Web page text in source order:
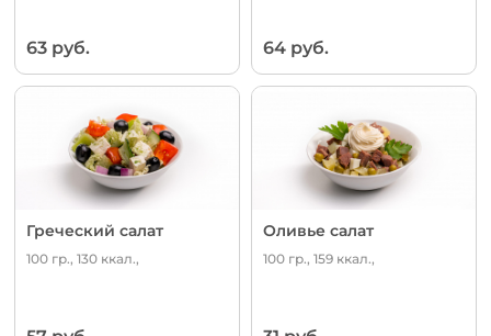
63 руб. 64 руб.
Греческий салат
100 гр., 130 ккал.,
Оливье салат
100 гр., 159 ккал.,